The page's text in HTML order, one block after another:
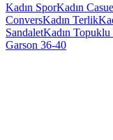
Kadın SporKadın
ConversKadın Terlik
SandaletKadın Topuklu
Garson 36-40